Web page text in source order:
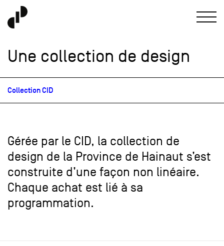
Une collection de design
Collection CID
Gérée par le CID, la collection de
design de la Province de Hainaut s’est
construite d’une façon non linéaire.
Chaque achat est lié à sa
programmation.